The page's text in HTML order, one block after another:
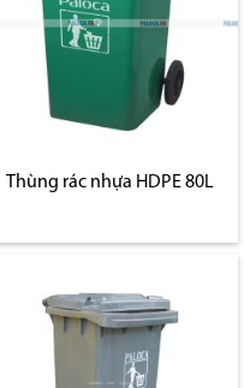
Thùng rác nhựa HDPE 80L